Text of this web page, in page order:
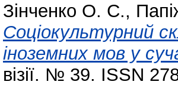
Зінченко О. С.,
Соціокультурний
іноземних мов у
візії. № 39. ISSN